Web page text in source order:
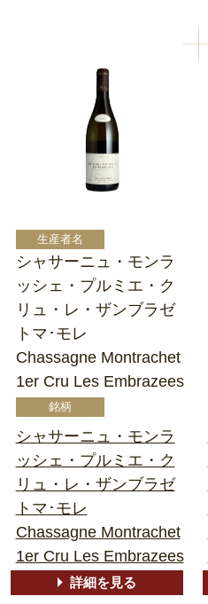
シャサーニュ・モンラ
ッシェ・プルミエ・ク
リュ・レ・ザンブラゼ
トマ･モレ
Chassagne Montrachet
1er Cru Les Embrazees
シャサーニュ・モンラ
ッシェ・プルミエ・ク
リュ・レ・ザンブラゼ
トマ･モレ
Chassagne Montrachet
1er Cru Les Embrazees
詳細を見る